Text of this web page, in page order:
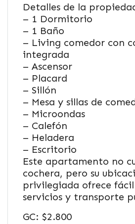
Detalles de la
– 1 Dormitorio
– 1 Baño
– Living comedor con
integrada
– Ascensor
– Placard
– Sillón
– Mesa y sillas de
– Microondas
– Calefón
– Heladera
– Escritorio
Este apartamento no
cochera, pero su
privilegiada ofrece fácil
servicios y transporte
GC: $2.800